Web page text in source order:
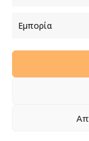
Εμπορία
Στόχος